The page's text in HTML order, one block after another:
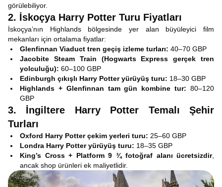
görülebiliyor.
2. İskoçya Harry Potter Turu Fiyatları
İskoçya’nın Highlands bölgesinde yer alan büyüleyici film
mekanları için ortalama fiyatlar:
Glenfinnan Viaduct tren geçiş izleme turları: 40–70 GBP
Jacobite Steam Train (Hogwarts Express gerçek tren
yolculuğu): 60–100 GBP
Edinburgh çıkışlı Harry Potter yürüyüş turu: 18–30 GBP
Highlands + Glenfinnan tam gün kombine tur: 80–120
GBP
3. İngiltere Harry Potter Temalı Şehir
Turları
Oxford Harry Potter çekim yerleri turu: 25–60 GBP
Londra Harry Potter yürüyüş turu: 18–35 GBP
King’s Cross + Platform 9 ¾ fotoğraf alanı ücretsizdir,
ancak shop ürünleri ek maliyetlidir.